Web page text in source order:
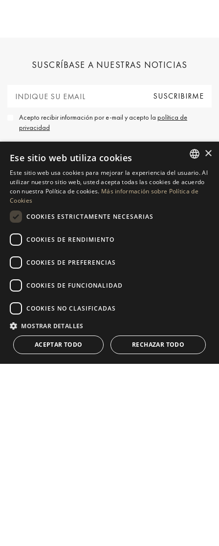
SUSCRÍBASE A NUESTRAS NOTICIAS
Acepto recibir información por e-mail y acepto la política de
privacidad
PÓNGASE EN CONTACTO
SOLICITAR MÁS INFORMACIÓN
ENVÍENOS UN MENSAJE
NAVEGACIÓN
Propiedades
Guías
Equipo
Blog
COLECCIÓN
Primera línea de playa
CONTACTO
ENGLISH
SPANISH
×
Ese sitio web utiliza cookies
Este sitio web usa cookies para mejorar la experiencia del usuario. Al
utilizar nuestro sitio web, usted acepta todas las cookies de acuerdo
con nuestra Política de cookies. Más información sobre Política de
Cookies
COOKIES ESTRICTAMENTE NECESARIAS
COOKIES DE RENDIMIENTO
COOKIES DE PREFERENCIAS
COOKIES DE FUNCIONALIDAD
COOKIES NO CLASIFICADAS
MOSTRAR DETALLES
ACEPTAR TODO RECHAZAR TODO